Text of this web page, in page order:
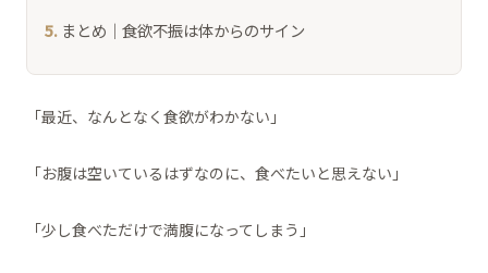
まとめ｜食欲不振は体からのサイン
「最近、なんとなく食欲がわかない」
「お腹は空いているはずなのに、食べたいと思えない」
「少し食べただけで満腹になってしまう」